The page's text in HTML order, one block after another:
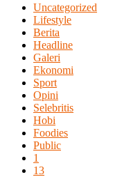
Uncategorized
Lifestyle
Berita
Headline
Galeri
Ekonomi
Sport
Opini
Selebritis
Hobi
Foodies
Public
1
13